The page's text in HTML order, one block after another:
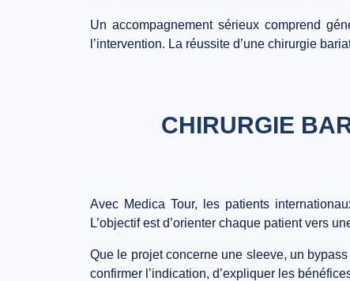
Un accompagnement sérieux comprend
l’intervention. La réussite d’une chirurgie
CHIRURGIE
Avec Medica Tour, les patients
L’objectif est d’orienter chaque patient vers
Que le projet concerne une sleeve, un
confirmer l’indication, d’expliquer les